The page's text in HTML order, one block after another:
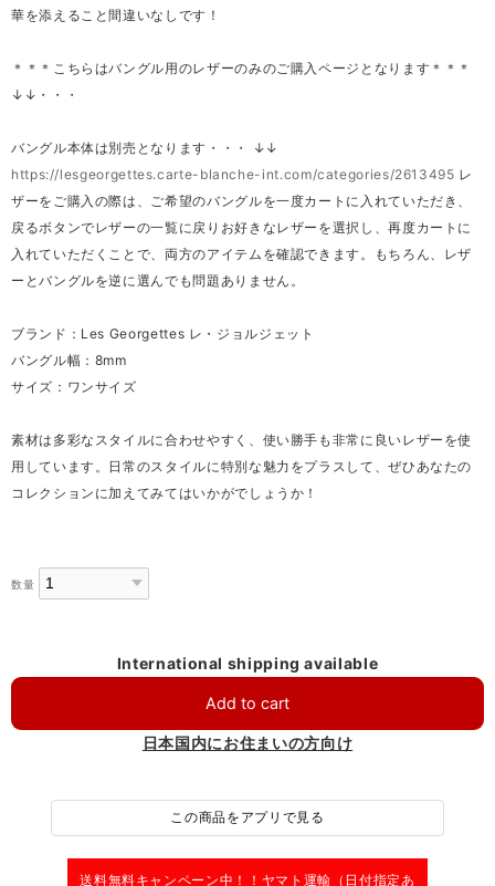
華を添えること間違いなしです！
＊＊＊こちらはバングル用のレザーのみのご購入ページとなります＊＊＊
↓↓・・・
バングル本体は別売となります・・・ ↓↓
https://lesgeorgettes.carte-blanche-int.com/categories/2613495 レ
ザーをご購入の際は、ご希望のバングルを一度カートに入れていただき、
戻るボタンでレザーの一覧に戻りお好きなレザーを選択し、再度カートに
入れていただくことで、両方のアイテムを確認できます。もちろん、レザ
ーとバングルを逆に選んでも問題ありません。
ブランド：Les Georgettes レ・ジョルジェット
バングル幅：8mm
サイズ：ワンサイズ
素材は多彩なスタイルに合わせやすく、使い勝手も非常に良いレザーを使
用しています。日常のスタイルに特別な魅力をプラスして、ぜひあなたの
コレクションに加えてみてはいかがでしょうか！
数量
International shipping available
Add to cart
日本国内にお住まいの方向け
この商品をアプリで見る
送料無料キャンペーン中！！ ヤマト運輸（日付指定あ